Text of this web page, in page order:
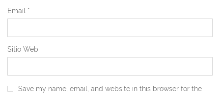
Email *
Sitio Web
Save my name, email, and website in this browser for the